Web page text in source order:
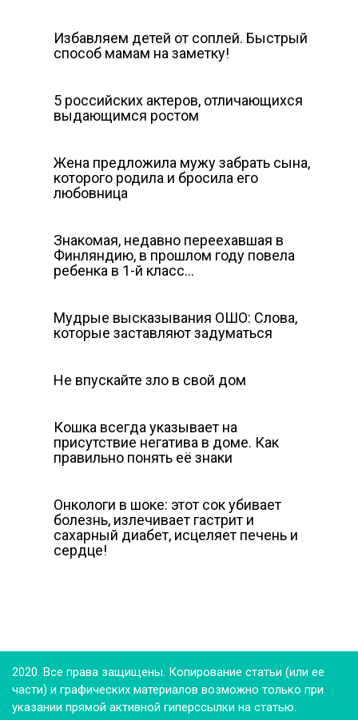
Избавляем детей от соплей. Быстрый
способ мамам на заметку!
5 российских актеров, отличающихся
выдающимся ростом
Жена предложила мужу забрать сына,
которого родила и бросила его
любовница
Знакомая, недавно переехавшая в
Финляндию, в прошлом году повела
ребенка в 1-й класс…
Мудрые высказывания ОШО: Слова,
которые заставляют задуматься
Не впускайте зло в свой дом
Кошка всегда указывает на
присутствие негатива в доме. Как
правильно понять её знаки
Онкологи в шоке: этот сок убивает
болезнь, излечивает гастрит и
сахарный диабет, исцеляет печень и
сердце!
2020. Все права защищены. Копирование статьи (или ее
части) и графических материалов возможно только при
указании прямой активной гиперссылки на статью.